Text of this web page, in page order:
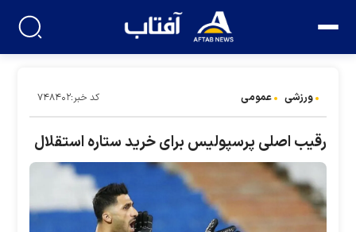
ورزشی عمومی کد خبر:۷۴۸۴۰۲
رقیب اصلی پرسپولیس برای خرید ستاره استقلال